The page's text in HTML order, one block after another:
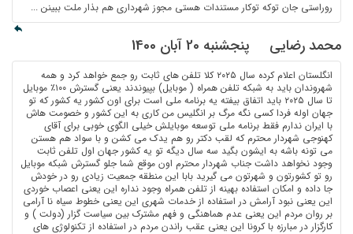
روراستی جان توکه توکار مستندات هستی مجوز شهرداری هم بذار ملت ببینن ...
محمد رضایی پنجشنبه 20 آبان 1400
انگلستان اعلام کرده سال ۲۰۲۵ کلا تلفن های ثابت رو جمع خواهد کرد و همه
شهروندان باید به شبکه تلفن همراه ( موبایل) بپیوندند یعنی گسترش ۱۰۰٪ موبایل
تا سال ۲۰۲۵ باید اتفاق بیفته یه برنامه ملی است برای اون کشور یه کشور که تو
جهان اوله فردا کسی نگه مرگ بر انگلیس من کاری به این کشور و خصومت هاش
با ایران ندارم فقط برنامه ملی توسعه موبایلش خیلی الگوی خوبی برای آقای
کهنوجی شهردار محترم که لقب دکتر رو هم یدک می کشن و با سواد هم هستن
می تونه باشه به ایشون بگید سه سال دیگه تو یه کشور جهان اول تلفن ثابت
وجود نخواهد داشت جناب شهردار محترم اون موقع شما جلو گسترش شبکه موبایل
رو تو کشورتون و شهرتون می گیرید بابا این منطقه جمعیت زیادی رو در خودش
جا داده و امکان استفاده بهینه از تلفن همراه وجود نداره این یعنی اعصاب خوردی
این یعنی نبود آرامش در استفاده از خدمات شهری این یعنی خطوط سیاه نا آرامی
بر روان مردم این یعنی عدم هماهنگی و فهم مشترک بین سیاست گزار (دولت ) و
کارگزار در مبارزه با کرونا این یعنی عقب راندن مردم در استفاده از تکنولوژی های